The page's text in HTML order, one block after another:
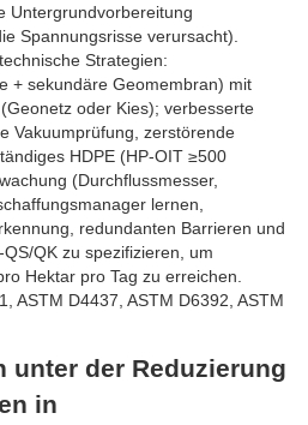
Untergrundvorbereitung
Spannungsrisse verursacht).
Strategien:
+ sekundäre Geomembran) mit
oder Kies); verbesserte
Vakuumprüfung, zerstörende
HDPE (HP-OIT ≥500
(Durchflussmesser,
lernen,
redundanten Barrieren und
QK zu spezifizieren, um
Hektar pro Tag zu erreichen.
ASTM D4437, ASTM D6392, ASTM
unter der Reduzierung
in